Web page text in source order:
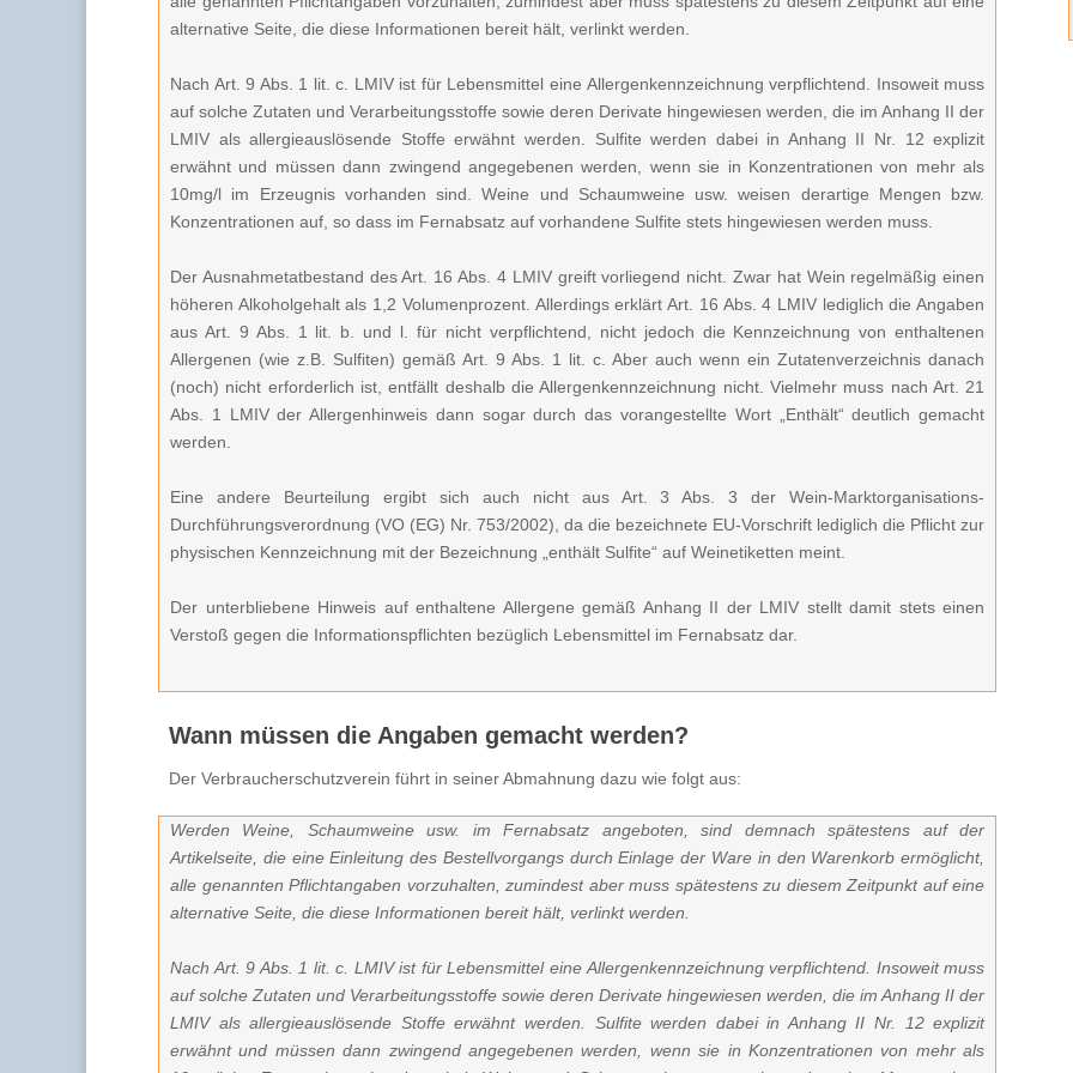
alternative Seite, die diese Informationen bereit hält, verlinkt werden.
Nach Art. 9 Abs. 1 lit. c. LMIV ist für Lebensmittel eine Allergenkennzeichnung verpflichtend. Insoweit muss
auf solche Zutaten und Verarbeitungsstoffe sowie deren Derivate hingewiesen werden, die im Anhang II der
LMIV als allergieauslösende Stoffe erwähnt werden. Sulfite werden dabei in Anhang II Nr. 12 explizit
erwähnt und müssen dann zwingend angegebenen werden, wenn sie in Konzentrationen von mehr als
10mg/l im Erzeugnis vorhanden sind. Weine und Schaumweine usw. weisen derartige Mengen bzw.
Konzentrationen auf, so dass im Fernabsatz auf vorhandene Sulfite stets hingewiesen werden muss.
Der Ausnahmetatbestand des Art. 16 Abs. 4 LMIV greift vorliegend nicht. Zwar hat Wein regelmäßig einen
höheren Alkoholgehalt als 1,2 Volumenprozent. Allerdings erklärt Art. 16 Abs. 4 LMIV lediglich die Angaben
aus Art. 9 Abs. 1 lit. b. und l. für nicht verpflichtend, nicht jedoch die Kennzeichnung von enthaltenen
Allergenen (wie z.B. Sulfiten) gemäß Art. 9 Abs. 1 lit. c. Aber auch wenn ein Zutatenverzeichnis danach
(noch) nicht erforderlich ist, entfällt deshalb die Allergenkennzeichnung nicht. Vielmehr muss nach Art. 21
Abs. 1 LMIV der Allergenhinweis dann sogar durch das vorangestellte Wort „Enthält“ deutlich gemacht
werden.
Eine andere Beurteilung ergibt sich auch nicht aus Art. 3 Abs. 3 der Wein-Marktorganisations-
Durchführungsverordnung (VO (EG) Nr. 753/2002), da die bezeichnete EU-Vorschrift lediglich die Pflicht zur
physischen Kennzeichnung mit der Bezeichnung „enthält Sulfite“ auf Weinetiketten meint.
Der unterbliebene Hinweis auf enthaltene Allergene gemäß Anhang II der LMIV stellt damit stets einen
Verstoß gegen die Informationspflichten bezüglich Lebensmittel im Fernabsatz dar.
Wann müssen die Angaben gemacht werden?
Der Verbraucherschutzverein führt in seiner Abmahnung dazu wie folgt aus:
Werden Weine, Schaumweine usw. im Fernabsatz angeboten, sind demnach spätestens auf der
Artikelseite, die eine Einleitung des Bestellvorgangs durch Einlage der Ware in den Warenkorb ermöglicht,
alle genannten Pflichtangaben vorzuhalten, zumindest aber muss spätestens zu diesem Zeitpunkt auf eine
alternative Seite, die diese Informationen bereit hält, verlinkt werden.
Nach Art. 9 Abs. 1 lit. c. LMIV ist für Lebensmittel eine Allergenkennzeichnung verpflichtend. Insoweit muss
auf solche Zutaten und Verarbeitungsstoffe sowie deren Derivate hingewiesen werden, die im Anhang II der
LMIV als allergieauslösende Stoffe erwähnt werden. Sulfite werden dabei in Anhang II Nr. 12 explizit
erwähnt und müssen dann zwingend angegebenen werden, wenn sie in Konzentrationen von mehr als